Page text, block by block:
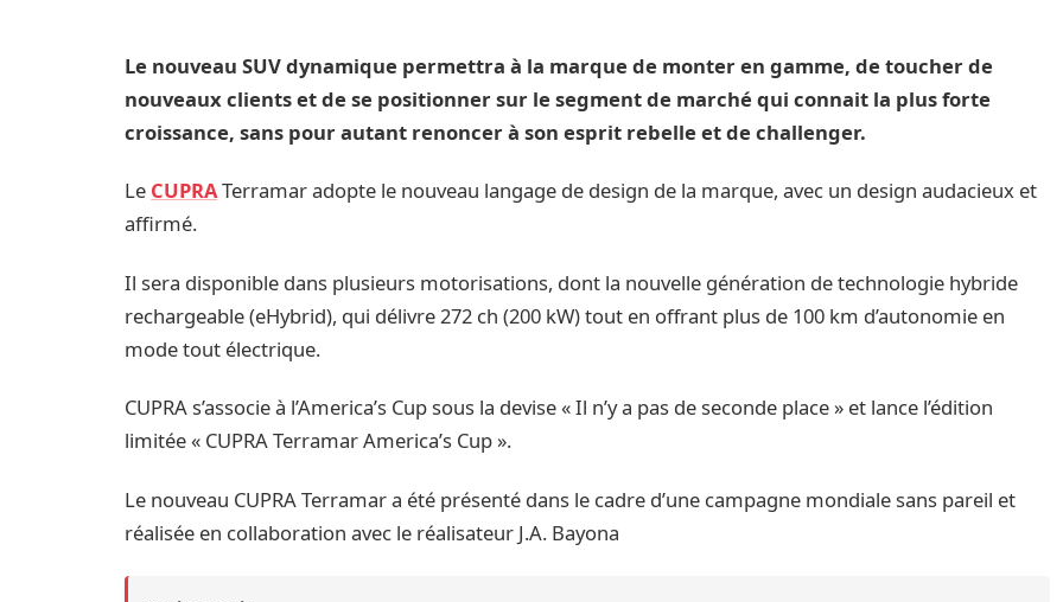
Le nouveau SUV dynamique permettra à la marque de monter en gamme, de toucher de
nouveaux clients et de se positionner sur le segment de marché qui connait la plus forte
croissance, sans pour autant renoncer à son esprit rebelle et de challenger.
Le CUPRATerramar adopte le nouveau langage de design de la marque, avec un design audacieux et
affirmé.
Il sera disponible dans plusieurs motorisations, dont la nouvelle génération de technologie hybride
rechargeable (eHybrid), qui délivre 272 ch (200 kW) tout en offrant plus de 100 km d’autonomie en
mode tout électrique.
CUPRA s’associe à l’America’s Cup sous la devise « Il n’y a pas de seconde place » et lance l’édition
limitée « CUPRA Terramar America’s Cup ».
Le nouveau CUPRA Terramar a été présenté dans le cadre d’une campagne mondiale sans pareil et
réalisée en collaboration avec le réalisateur J.A. Bayona